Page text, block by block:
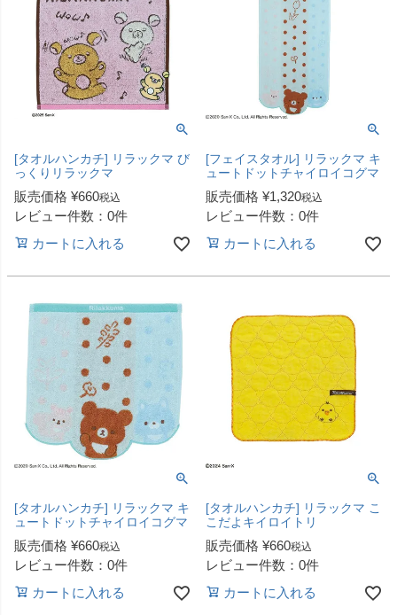
[タオルハンカチ] リラックマ び
っくりリラックマ
販売価格 ¥660税込
レビュー件数：0件
カートに入れる
[フェイスタオル] リラックマ キ
ュートドットチャイロイコグマ
販売価格 ¥1,320税込
レビュー件数：0件
カートに入れる
[タオルハンカチ] リラックマ キ
ュートドットチャイロイコグマ
販売価格 ¥660税込
レビュー件数：0件
カートに入れる
[タオルハンカチ] リラックマ こ
こだよキイロイトリ
販売価格 ¥660税込
レビュー件数：0件
カートに入れる